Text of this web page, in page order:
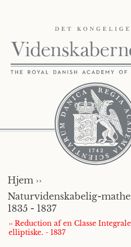
Hjem ››
Naturvidenskabelig-
1835 - 1837
›› Reduction af en Classe
elliptiske. - 1837